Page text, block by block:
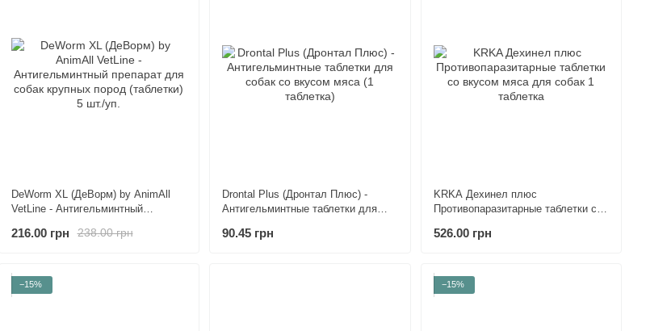
DeWorm XL (ДеВорм) by AnimAll
VetLine - Антигельминтный
(таблетки) 5 шт./уп.238.00 грн
216.00 грн
Drontal Plus (Дронтал Плюс) -
Антигельминтные таблетки для
90.45 грн
KRKA Дехинел плюс
Противопаразитарные таблетки со
526.00 грн
−15% −15%